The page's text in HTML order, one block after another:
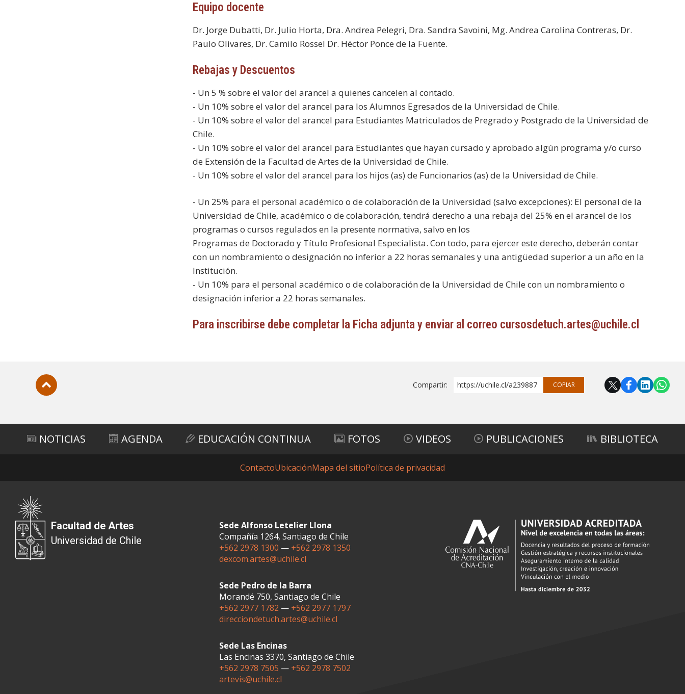
Equipo docente
Dr. Jorge Dubatti, Dr. Julio Horta, Dra. Andrea Pelegri, Dra. Sandra Savoini, Mg. Andrea Carolina Contreras, Dr.
Paulo Olivares, Dr. Camilo Rossel Dr. Héctor Ponce de la Fuente.
Rebajas y Descuentos
- Un 5 % sobre el valor del arancel a quienes cancelen al contado.
- Un 10% sobre el valor del arancel para los Alumnos Egresados de la Universidad de Chile.
- Un 10% sobre el valor del arancel para Estudiantes Matriculados de Pregrado y Postgrado de la Universidad de
Chile.
- Un 10% sobre el valor del arancel para Estudiantes que hayan cursado y aprobado algún programa y/o curso
de Extensión de la Facultad de Artes de la Universidad de Chile.
- Un 10% sobre el valor del arancel para los hijos (as) de Funcionarios (as) de la Universidad de Chile.
- Un 25% para el personal académico o de colaboración de la Universidad (salvo excepciones): El personal de la
Universidad de Chile, académico o de colaboración, tendrá derecho a una rebaja del 25% en el arancel de los
programas o cursos regulados en la presente normativa, salvo en los
Programas de Doctorado y Título Profesional Especialista. Con todo, para ejercer este derecho, deberán contar
con un nombramiento o designación no inferior a 22 horas semanales y una antigüedad superior a un año en la
Institución.
- Un 10% para el personal académico o de colaboración de la Universidad de Chile con un nombramiento o
designación inferior a 22 horas semanales.
Para inscribirse debe completar la Ficha adjunta y enviar al correo cursosdetuch.artes@uchile.cl
Compartir: https://uchile.cl/a239887 COPIAR
NOTICIAS AGENDA EDUCACIÓN CONTINUA FOTOS VIDEOS PUBLICACIONES BIBLIOTECA
ContactoUbicaciónMapa del sitioPolítica de privacidad
Facultad de Artes
Universidad de Chile
Sede Alfonso Letelier Llona
Compañía 1264, Santiago de Chile
+562 2978 1300 — +562 2978 1350
dexcom.artes@uchile.cl
Sede Pedro de la Barra
Morandé 750, Santiago de Chile
+562 2977 1782 — +562 2977 1797
direcciondetuch.artes@uchile.cl
Sede Las Encinas
Las Encinas 3370, Santiago de Chile
+562 2978 7505 — +562 2978 7502
artevis@uchile.cl